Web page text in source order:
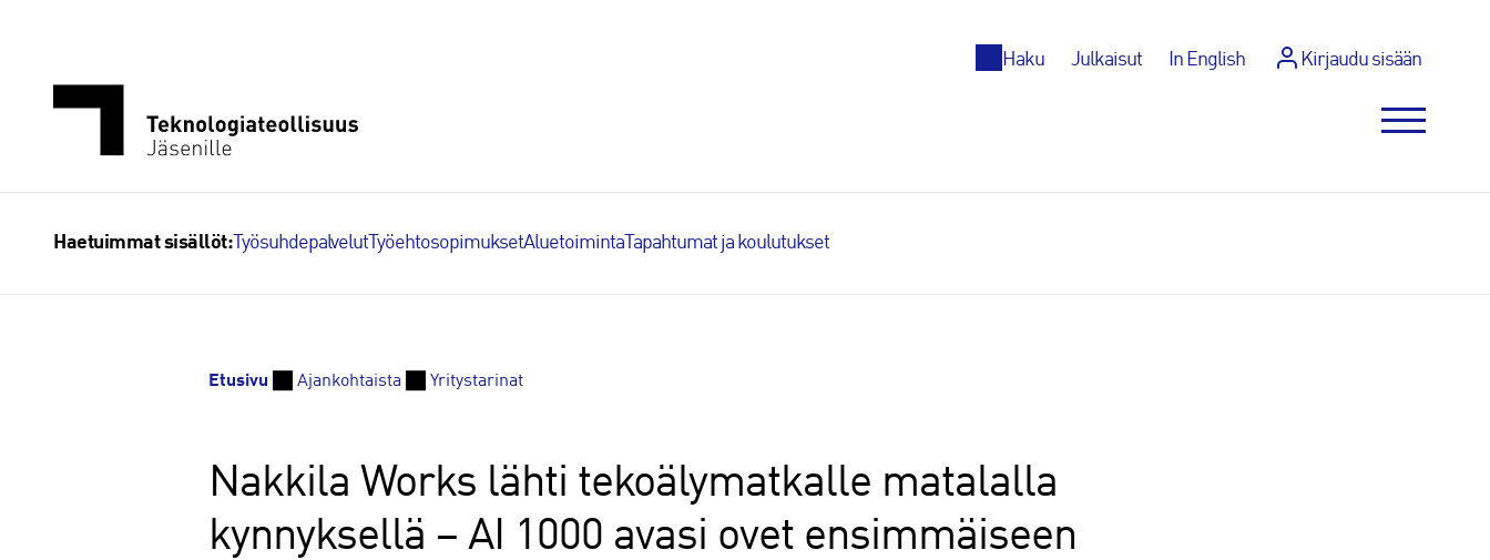
TopHaku Julkaisut In English Kirjaudu sisään
Haetuimmat sisällöt: Työsuhdepalvelut TyöehtosopimuksetAluetoiminta Tapahtumat ja koulutukset
Etusivu Ajankohtaista Yritystarinat
Nakkila Works lähti tekoälymatkalle matalalla
kynnyksellä – AI 1000 avasi ovet ensimmäiseen